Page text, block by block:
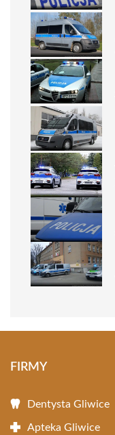
FIRMY
Dentysta Gliwice
Apteka Gliwice